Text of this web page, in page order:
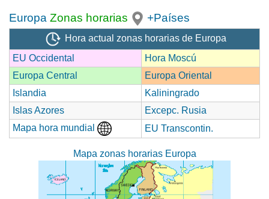
Europa Zonas horarias +Países
Hora actual zonas horarias de Europa
EU Occidental
Hora Moscú
Europa Central
Europa Oriental
Islandia
Kaliningrado
Islas Azores
Excepc. Rusia
Mapa hora mundial
EU Transcontin.
Mapa zonas horarias Europa